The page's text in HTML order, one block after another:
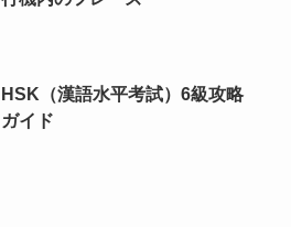
HSK（漢語水平考試）6級攻略
ガイド